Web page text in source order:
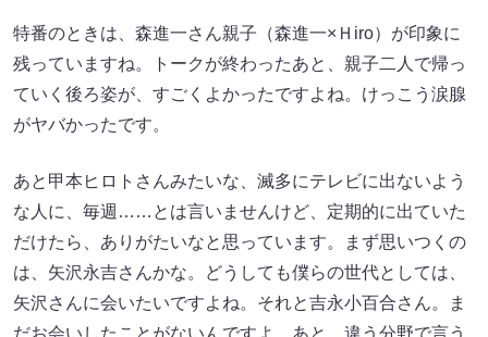
特番のときは、森進一さん親子（森進一×Ｈiro）が印象に
残っていますね。トークが終わったあと、親子二人で帰っ
ていく後ろ姿が、すごくよかったですよね。けっこう涙腺
がヤバかったです。
あと甲本ヒロトさんみたいな、滅多にテレビに出ないよう
な人に、毎週……とは言いませんけど、定期的に出ていた
だけたら、ありがたいなと思っています。まず思いつくの
は、矢沢永吉さんかな。どうしても僕らの世代としては、
矢沢さんに会いたいですよね。それと吉永小百合さん。ま